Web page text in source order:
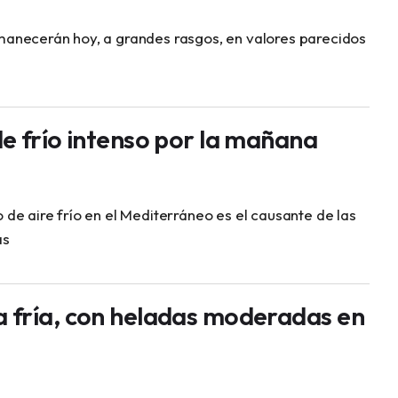
hoy, a grandes rasgos, en valores parecidos
frío intenso por la mañana
de aire frío en el Mediterráneo es el causante de las
fría, con heladas moderadas en